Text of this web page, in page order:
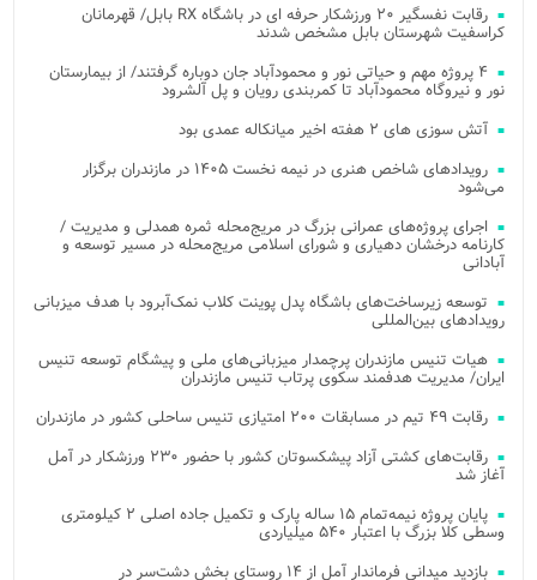
رقابت نفسگیر ۲۰ ورزشکار حرفه ای در باشگاه RX بابل/ قهرمانان
کراسفیت شهرستان بابل مشخص شدند
۴ پروژه مهم و حیاتی نور و محمودآباد جان دوباره گرفتند/ از بیمارستان
نور و نیروگاه محمودآباد تا کمربندی رویان و پل آلشرود
آتش‌ سوزی‌ های ۲ هفته اخیر میانکاله عمدی بود
رویدادهای شاخص هنری در نیمه نخست ۱۴۰۵ در مازندران برگزار
می‌شود
اجرای پروژه‌های عمرانی بزرگ در مریج‌محله ثمره همدلی و مدیریت /
کارنامه درخشان دهیاری و شورای اسلامی مریج‌محله در مسیر توسعه و
آبادانی
توسعه زیرساخت‌های باشگاه پدل پوینت کلاب نمک‌آبرود با هدف میزبانی
رویدادهای بین‌المللی
هیات تنیس مازندران پرچمدار میزبانی‌های ملی و پیشگام توسعه تنیس
ایران/ مدیریت هدفمند سکوی پرتاب تنیس مازندران
رقابت ۴۹ تیم در مسابقات ۲۰۰ امتیازی تنیس ساحلی کشور در مازندران
رقابت‌های کشتی آزاد پیشکسوتان کشور با حضور ۲۳۰ ورزشکار در آمل
آغاز شد
پایان پروژه نیمه‌تمام ۱۵ ساله پارک و تکمیل جاده اصلی ۲ کیلومتری
وسطی کلا بزرگ با اعتبار ۵۴۰ میلیاردی
بازدید میدانی فرماندار آمل از ۱۴ روستای بخش دشت‌سر در